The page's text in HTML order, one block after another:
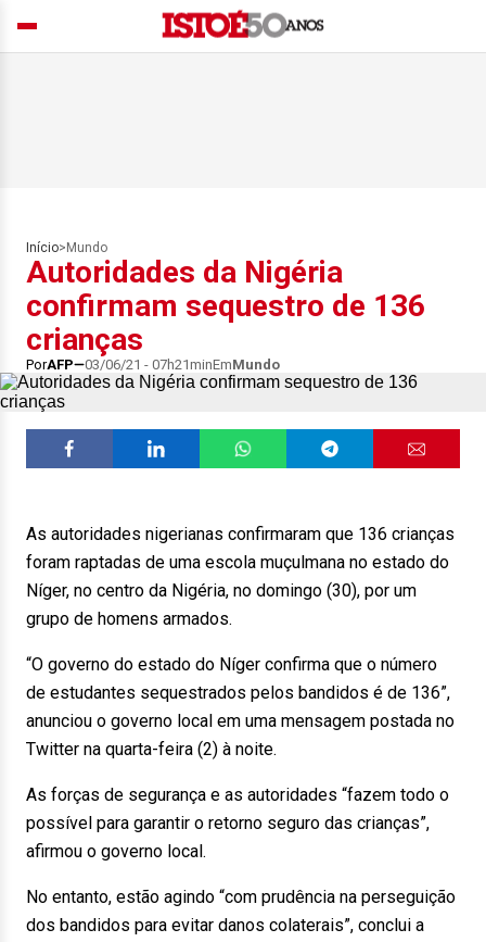
Início> Mundo
Autoridades da Nigéria
confirmam sequestro de 136
crianças
PorAFP 03/06/21 - 07h21minEmMundo
As autoridades nigerianas confirmaram que 136 crianças
foram raptadas de uma escola muçulmana no estado do
Níger, no centro da Nigéria, no domingo (30), por um
grupo de homens armados.
“O governo do estado do Níger confirma que o número
de estudantes sequestrados pelos bandidos é de 136”,
anunciou o governo local em uma mensagem postada no
Twitter na quarta-feira (2) à noite.
As forças de segurança e as autoridades “fazem todo o
possível para garantir o retorno seguro das crianças”,
afirmou o governo local.
No entanto, estão agindo “com prudência na perseguição
dos bandidos para evitar danos colaterais”, conclui a